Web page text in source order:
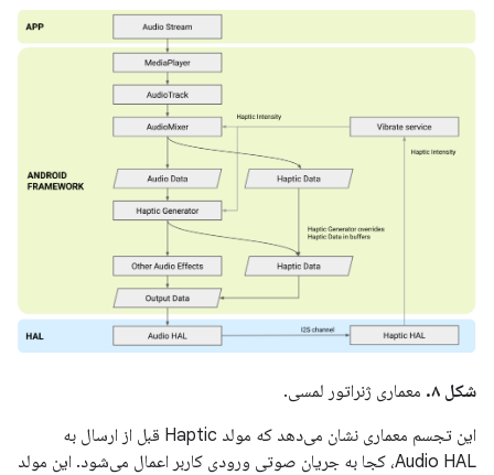
شکل ۸.
معماری ژنراتور لمسی.
این تجسم معماری نشان می‌دهد که مولد Haptic قبل از ارسال به
Audio HAL، کجا به جریان صوتی ورودی کاربر اعمال می‌شود. این مولد